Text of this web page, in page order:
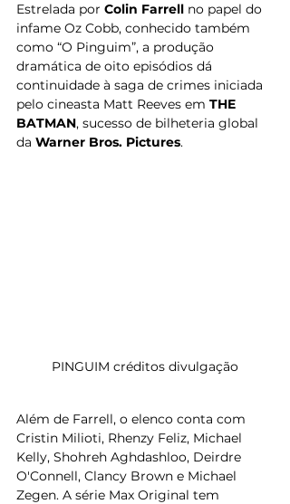
Estrelada por Colin Farrell no papel do
infame Oz Cobb, conhecido também
como “O Pinguim”, a produção
dramática de oito episódios dá
continuidade à saga de crimes iniciada
pelo cineasta Matt Reeves em THE
BATMAN, sucesso de bilheteria global
da Warner Bros. Pictures.
PINGUIM créditos divulgação
Além de Farrell, o elenco conta com
Cristin Milioti, Rhenzy Feliz, Michael
Kelly, Shohreh Aghdashloo, Deirdre
O'Connell, Clancy Brown e Michael
Zegen. A série Max Original tem